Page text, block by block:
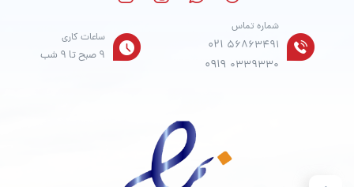
شماره تماس
021 56863491
0919 0339330
ساعات کاری
9 صبح تا 9 شب